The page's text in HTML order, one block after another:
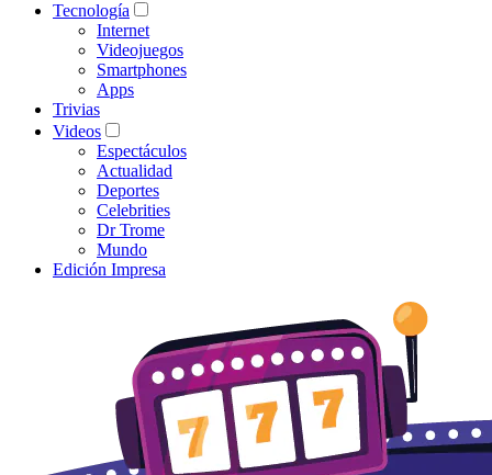
Tecnología
Internet
Videojuegos
Smartphones
Apps
Trivias
Videos
Espectáculos
Actualidad
Deportes
Celebrities
Dr Trome
Mundo
Edición Impresa